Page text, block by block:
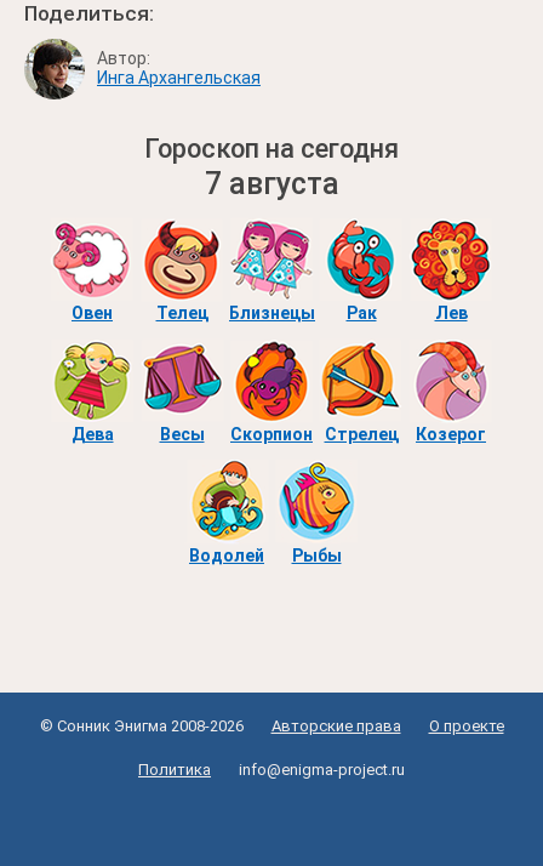
Поделиться:
Автор:
Инга Архангельская
Гороскоп на сегодня
7 августа
Овен Телец Близнецы Рак Лев
Дева Весы Скорпион Стрелец Козерог
Водолей Рыбы
© Сонник Энигма 2008-2026 Авторские права О проекте
Политика info@enigma-project.ru